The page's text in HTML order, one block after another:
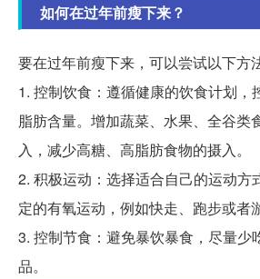
如何在过年前瘦下来？
要在过年前瘦下来，可以尝试以下方
1. 控制饮食：遵循健康的饮食计划，
脂肪含量。增加蔬菜、水果、全谷类
入，减少高糖、高脂肪食物的摄入。
2. 积极运动：选择适合自己的运动方
定的有氧运动，例如快走、跑步或者
3. 控制节食：避免暴饮暴食，尽量少
品。